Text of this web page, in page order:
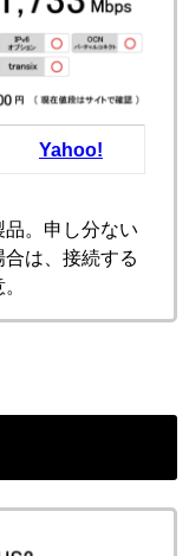
Yahoo!
。申し分ない
は、接続する